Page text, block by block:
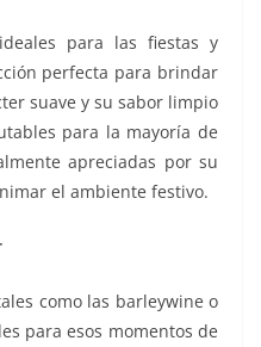
para las fiestas y
perfecta para brindar
suave y su sabor limpio
para la mayoría de
apreciadas por su
el ambiente festivo.
como las barleywine o
para esos momentos de